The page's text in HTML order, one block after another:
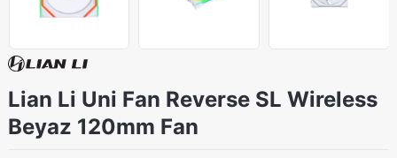
Lian Li Uni Fan Reverse SL Wireless
Beyaz 120mm Fan